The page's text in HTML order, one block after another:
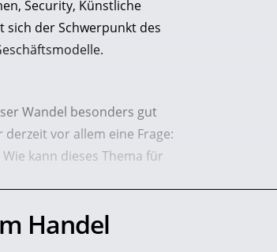
Security, Künstliche
sich der Schwerpunkt des
Wandel besonders gut
vor allem eine Frage:
kann dieses Thema für
Handel